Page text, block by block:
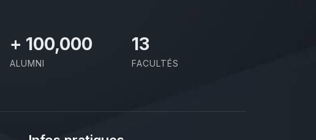
+ 100,000
ALUMNI
13
FACULTÉS